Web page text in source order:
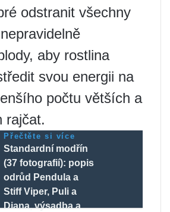
odstranit všechny
aby rostlina
svou energii na
počtu větších a
rajčat.
Přečtěte si více
Standardní modřín
(37 fotografií): popis
odrůd Pendula a
Stiff Viper, Puli a
Diana, výsadba a